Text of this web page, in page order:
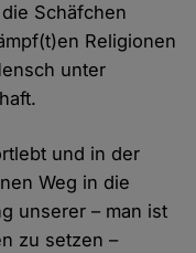
Schäfchen
Religionen
unter
und in der
Weg in die
unserer – man ist
zu setzen –